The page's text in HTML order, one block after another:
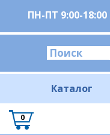
ПН-ПТ 9:00-18:00
Каталог
0